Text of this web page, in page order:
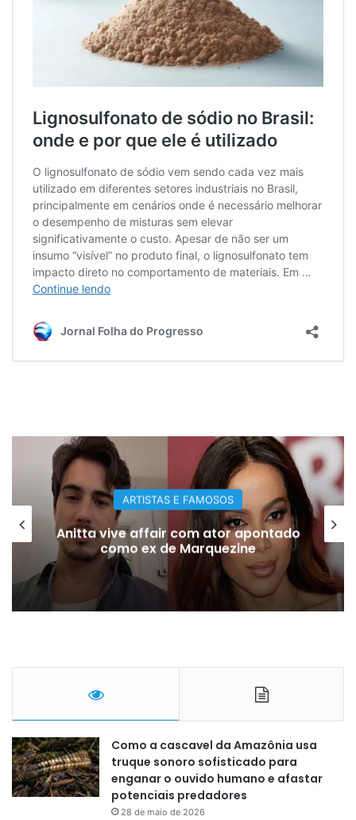
ARTISTAS E FAMOSOS
Anitta vive affair com ator apontado
como ex de Marquezine
Como a cascavel da Amazônia usa
truque sonoro sofisticado para
enganar o ouvido humano e afastar
potenciais predadores
28 de maio de 2026